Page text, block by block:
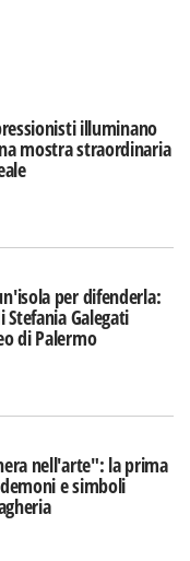
illuminano
mostra straordinaria
per difenderla:
Galegati
di Palermo
nell'arte": la prima
e simboli